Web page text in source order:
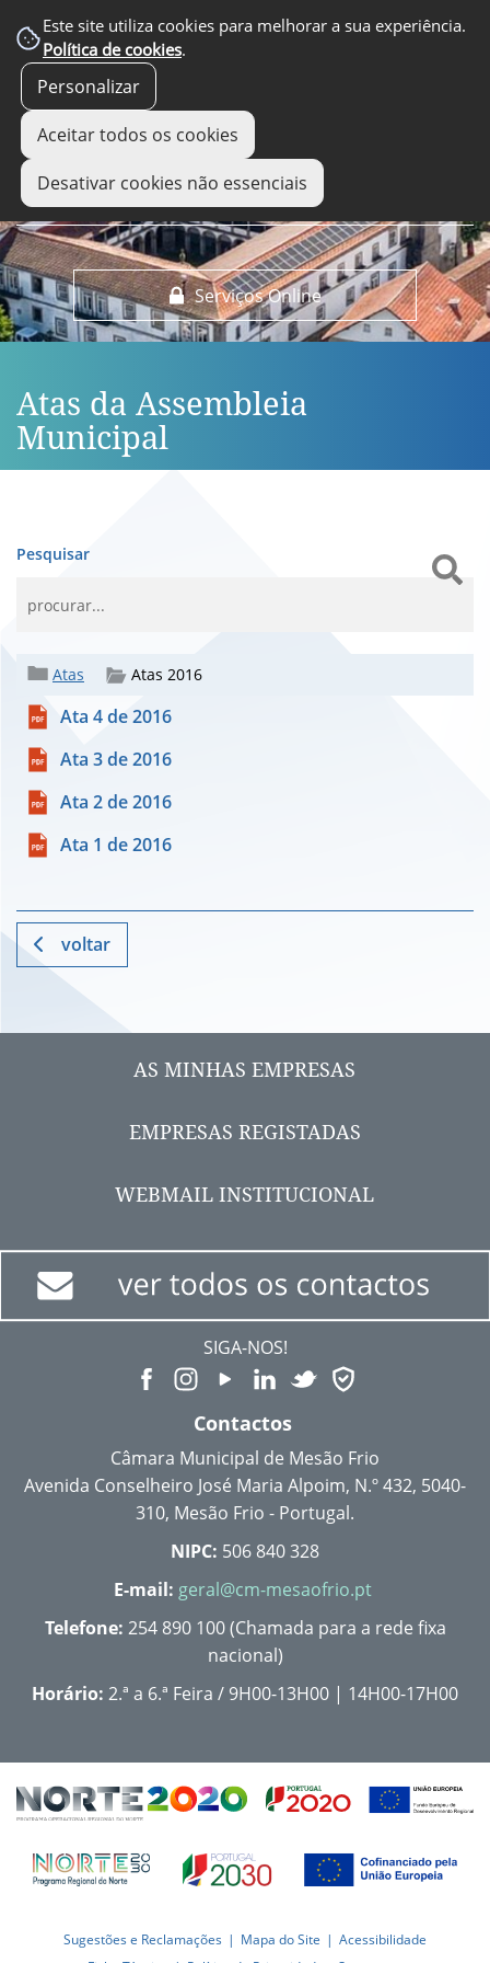
Este site utiliza cookies para melhorar a sua experiência.
Política de cookies.
Personalizar
Aceitar todos os cookies
Desativar cookies não essenciais
Serviços Online
EM DESTAQUE
Atas da Assembleia
Municipal
Pesquisar
Atas Atas 2016
Ata 4 de 2016
Ata 3 de 2016
Ata 2 de 2016
Ata 1 de 2016
voltar
AS MINHAS EMPRESAS
EMPRESAS REGISTADAS
WEBMAIL INSTITUCIONAL
SIGA-NOS!
Contactos
Câmara Municipal de Mesão Frio
Avenida Conselheiro José Maria Alpoim, N.º 432, 5040-
310, Mesão Frio - Portugal.
NIPC: 506 840 328
E-mail: geral@cm-mesaofrio.pt
Telefone: 254 890 100 (Chamada para a rede fixa
nacional)
Horário: 2.ª a 6.ª Feira / 9H00-13H00 | 14H00-17H00
Sugestões e Reclamações Mapa do Site
Acessibilidade